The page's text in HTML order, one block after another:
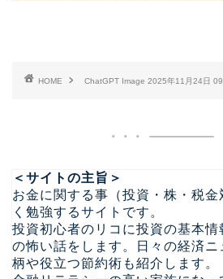
HOME ChatGPT Image 2025年11月24日
＜サイトの主旨＞
お金に関する事（投資・株・税金
く勉強するサイトです。
投資初心者のリコに投資の基本情
の怖い話をします。日々の経済
柄や役立つ節約術も紹介します。